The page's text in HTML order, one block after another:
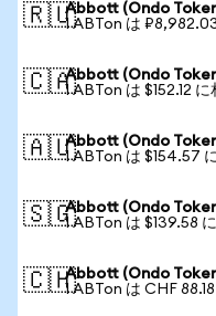
🇷🇺Abbott (Ondo
1 ABTon は
🇨🇦Abbott (Ondo
1 ABTon は $152.12 に
🇦🇺Abbott (Ondo
1 ABTon は $154.57
🇸🇬Abbott (Ondo
1 ABTon は $139.58
🇨🇭Abbott (Ondo
1 ABTon は CHF